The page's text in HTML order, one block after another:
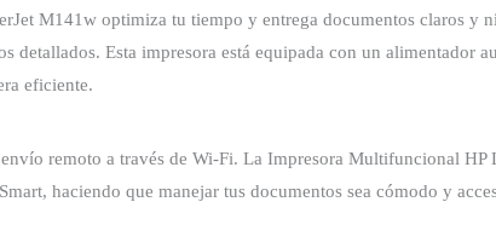
M141w optimiza tu tiempo y entrega documentos claros y
detallados. Esta impresora está equipada con un alimentador
eficiente.
remoto a través de Wi-Fi. La Impresora Multifuncional
haciendo que manejar tus documentos sea cómodo y